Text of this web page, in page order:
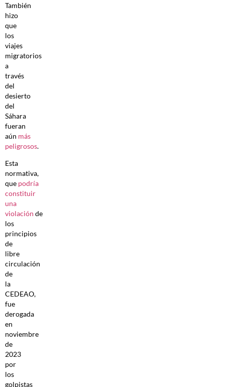
También
hizo
que
los
viajes
migratorios
a
través
del
desierto
del
Sáhara
fueran
aún más
peligrosos.
Esta
normativa,
que podría
constituir
una
violación de
los
principios
de
libre
circulación
de
la
CEDEAO,
fue
derogada
en
noviembre
de
2023
por
los
golpistas